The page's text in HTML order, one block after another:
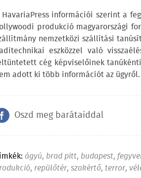
HavariaPress információi szerint a
produkció magyarországi
nemzetközi szállítási
eszközzel való
cég képviselőinek
adott ki több információt az
Oszd meg barátaiddal
ágyú, brad pitt, budapest,
, repülőtér, szakértő, terror,